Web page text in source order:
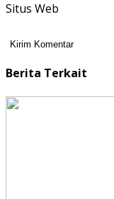
Situs Web
Berita Terkait